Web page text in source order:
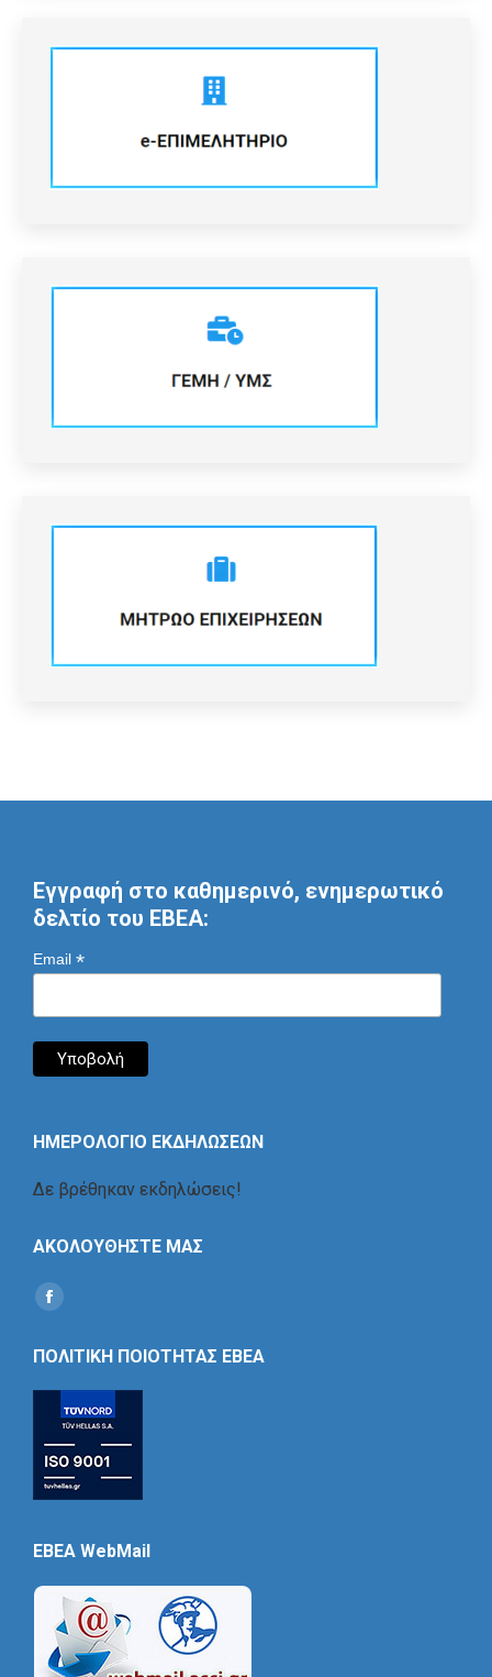
Εγγραφή στο καθημερινό, ενημερωτικό
δελτίο του ΕΒΕΑ:
Email *
ΗΜΕΡΟΛΟΓΙΟ ΕΚΔΗΛΩΣΕΩΝ
Δε βρέθηκαν εκδηλώσεις!
ΑΚΟΛΟΥΘΗΣΤΕ ΜΑΣ
Find us on:
Social
ΠΟΛΙΤΙΚΗ ΠΟΙΟΤΗΤΑΣ ΕΒΕΑ
EBEA WebMail